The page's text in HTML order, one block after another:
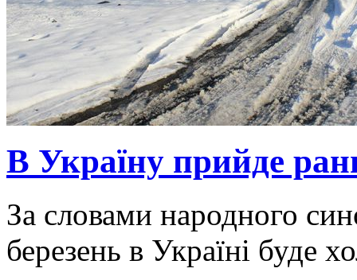
В Україну прийде
За словами народного
березень в Україні буде